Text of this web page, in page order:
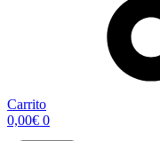
Carrito
0,00€ 0